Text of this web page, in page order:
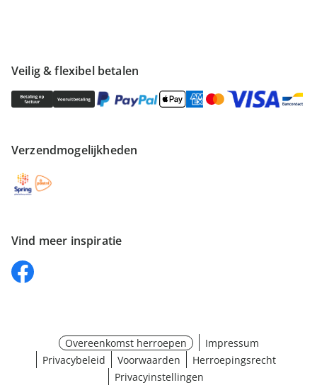
Veilig & flexibel betalen
Verzendmogelijkheden
Vind meer inspiratie
Overeenkomst herroepen
Impressum
Privacybeleid
Voorwaarden
Herroepingsrecht
Privacyinstellingen